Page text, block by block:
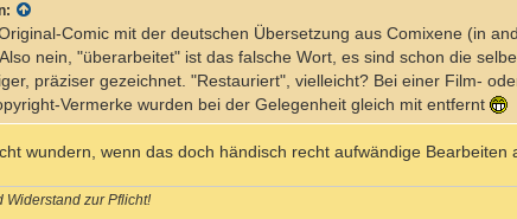
Comic mit der deutschen Übersetzung aus Comixene (in
nein, "überarbeitet" ist das falsche Wort, es sind schon die
präziser gezeichnet. "Restauriert", vielleicht? Bei einer Film-
Vermerke wurden bei der Gelegenheit gleich mit entfernt
wundern, wenn das doch händisch recht aufwändige Bearbeiten
Widerstand zur Pflicht!